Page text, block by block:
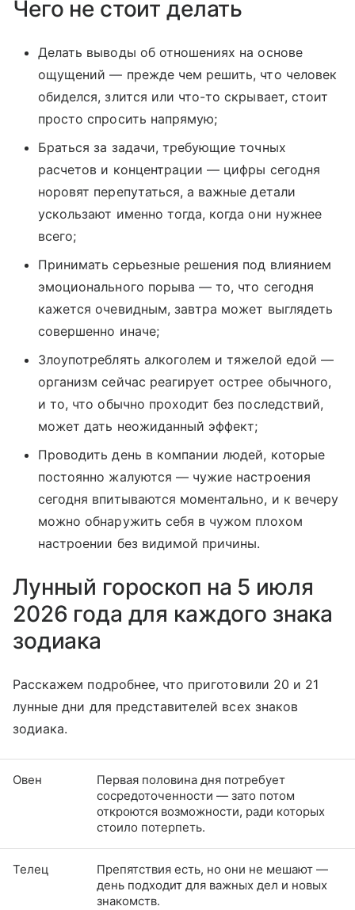
Чего не стоит делать
Делать выводы об отношениях на основе
ощущений — прежде чем решить, что человек
обиделся, злится или что-то скрывает, стоит
просто спросить напрямую;
Браться за задачи, требующие точных
расчетов и концентрации — цифры сегодня
норовят перепутаться, а важные детали
ускользают именно тогда, когда они нужнее
всего;
Принимать серьезные решения под влиянием
эмоционального порыва — то, что сегодня
кажется очевидным, завтра может выглядеть
совершенно иначе;
Злоупотреблять алкоголем и тяжелой едой —
организм сейчас реагирует острее обычного,
и то, что обычно проходит без последствий,
может дать неожиданный эффект;
Проводить день в компании людей, которые
постоянно жалуются — чужие настроения
сегодня впитываются моментально, и к вечеру
можно обнаружить себя в чужом плохом
настроении без видимой причины.
Лунный гороскоп на 5 июля
2026 года для каждого знака
зодиака
Расскажем подробнее, что приготовили 20 и 21
лунные дни для представителей всех знаков
зодиака.
Овен
Первая половина дня потребует
сосредоточенности — зато потом
откроются возможности, ради которых
стоило потерпеть.
Телец
Препятствия есть, но они не мешают —
день подходит для важных дел и новых
знакомств.